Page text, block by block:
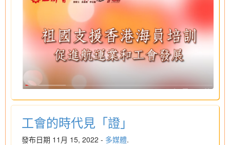
工會的時代見「證」
發布日期 11月 15, 2022 - 多媒體.